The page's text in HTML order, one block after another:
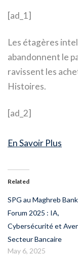
[ad_1]
Les étagères
abandonnent le
ravissent les
Histoires.
[ad_2]
En Savoir Plus
Related
SPG au Maghreb
Forum 2025 : IA,
Cybersécurité et
Secteur Bancaire
May 6, 2025